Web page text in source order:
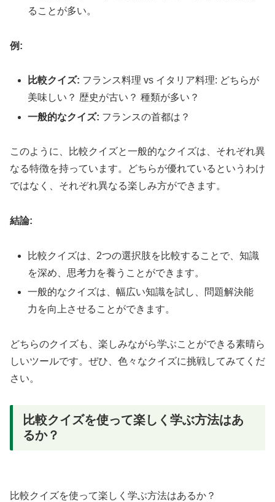
ることが多い。
例:
比較クイズ: フランス料理 vs イタリア料理: どちらが
美味しい？ 歴史が古い？ 種類が多い？
一般的なクイズ: フランスの首都は？
このように、比較クイズと一般的なクイズは、それぞれ異
なる特徴を持っています。どちらが優れているというわけ
ではなく、それぞれ異なる楽しみ方ができます。
結論:
比較クイズは、2つの選択肢を比較することで、知識
を深め、思考力を養うことができます。
一般的なクイズは、幅広い知識を試し、問題解決能
力を向上させることができます。
どちらのクイズも、楽しみながら学ぶことができる素晴ら
しいツールです。ぜひ、色々なクイズに挑戦してみてくだ
さい。
比較クイズを使って楽しく学ぶ方法はあ
るか？
比較クイズを使って楽しく学ぶ方法はあるか？